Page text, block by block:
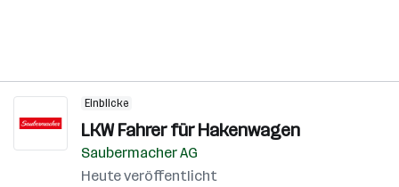
Einblicke
LKW Fahrer für Hakenwagen
Saubermacher AG
Heute veröffentlicht